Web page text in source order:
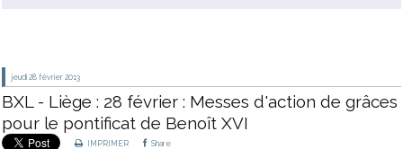
jeudi 28 février 2013
BXL - Liège : 28 février : Messes d'action de grâces
pour le pontificat de Benoît XVI
IMPRIMER Share